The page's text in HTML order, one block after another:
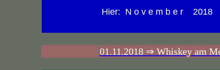
Hier: N o v e m b e r 2018
01.11.2018 ⇒ Whiskey am